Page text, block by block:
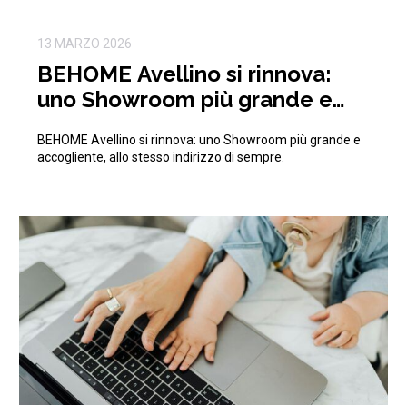
13 MARZO 2026
BEHOME Avellino si rinnova:
uno Showroom più grande e
indirizzo di sempre.
BEHOME Avellino si rinnova: uno Showroom più grande e
accogliente, allo stesso indirizzo di sempre.